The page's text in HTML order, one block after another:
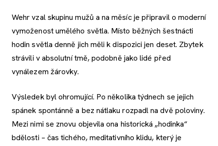
Wehr vzal skupinu mužů a na měsíc je připravil o moderní
vymoženost umělého světla. Místo běžných šestnácti
hodin světla denně jich měli k dispozici jen deset. Zbytek
strávili v absolutní tmě, podobně jako lidé před
vynálezem žárovky.
Výsledek byl ohromující. Po několika týdnech se jejich
spánek spontánně a bez nátlaku rozpadl na dvě poloviny.
Mezi nimi se znovu objevila ona historická „hodinka“
bdělosti – čas tichého, meditativního klidu, který je